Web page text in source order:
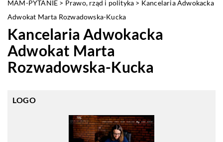
MAM-PYTANIE > Prawo, rząd i polityka > Kancelaria Adwokacka
Adwokat Marta Rozwadowska-Kucka
Kancelaria Adwokacka
Adwokat Marta
Rozwadowska-Kucka
LOGO